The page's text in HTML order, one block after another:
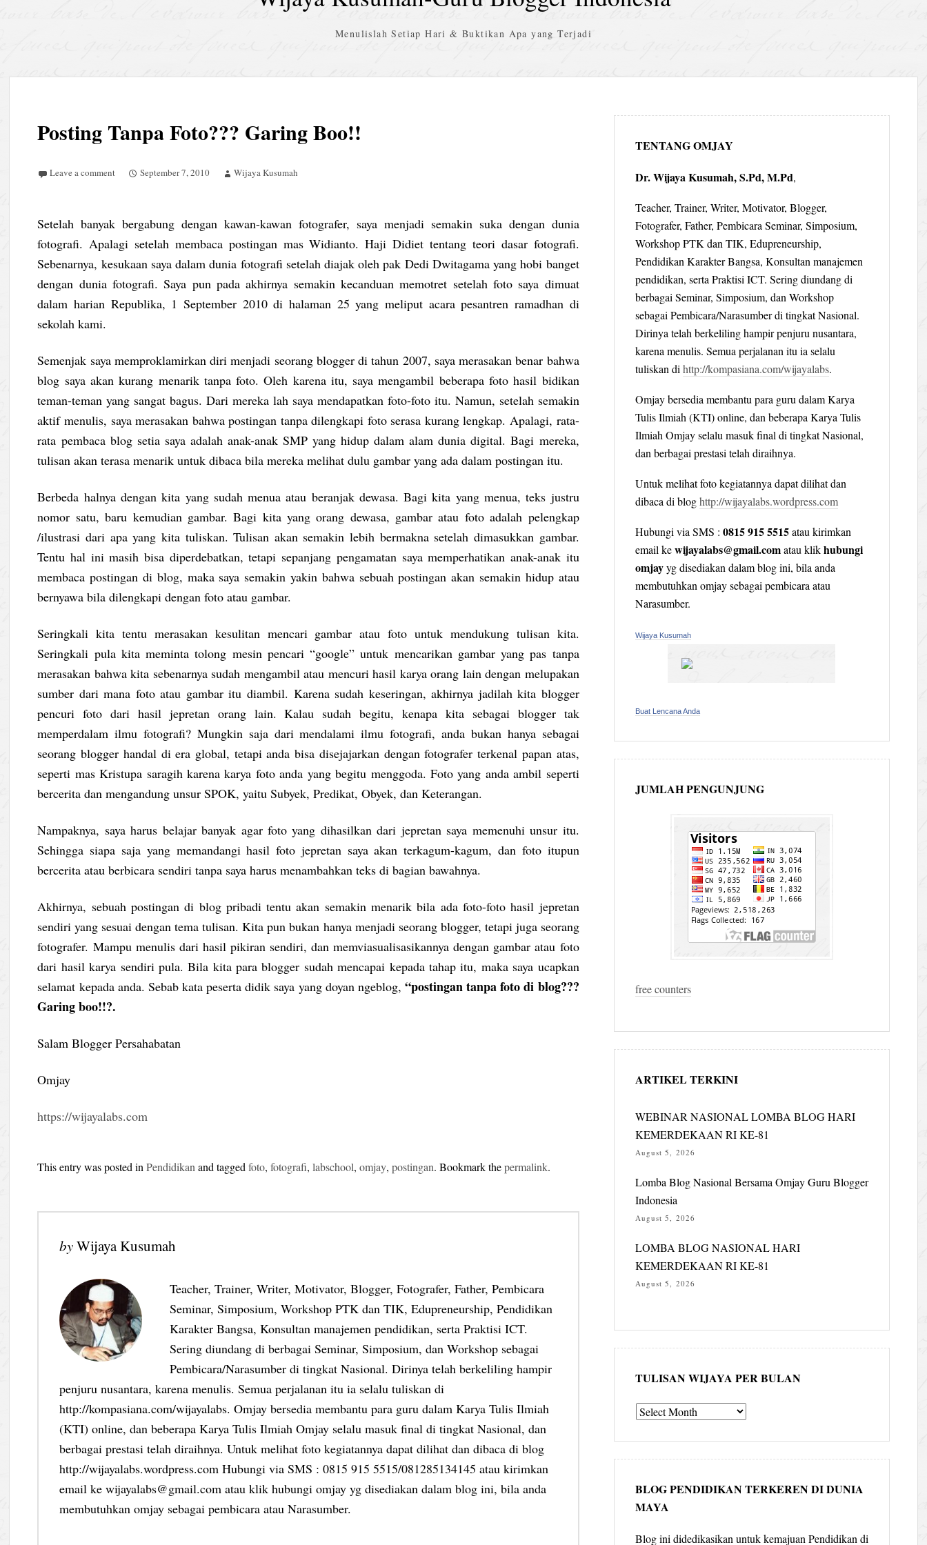
Menulislah Setiap Hari & Buktikan Apa yang Terjadi
Posting Tanpa Foto??? Garing Boo!!
Leave a comment September 7, 2010 Wijaya Kusumah
Setelah banyak bergabung dengan kawan-kawan fotografer, saya menjadi semakin suka dengan dunia
fotografi. Apalagi setelah membaca postingan mas Widianto. Haji Didiet tentang teori dasar fotografi.
Sebenarnya, kesukaan saya dalam dunia fotografi setelah diajak oleh pak Dedi Dwitagama yang hobi banget
dengan dunia fotografi. Saya pun pada akhirnya semakin kecanduan memotret setelah foto saya dimuat
dalam harian Republika, 1 September 2010 di halaman 25 yang meliput acara pesantren ramadhan di
sekolah kami.
Semenjak saya memproklamirkan diri menjadi seorang blogger di tahun 2007, saya merasakan benar bahwa
blog saya akan kurang menarik tanpa foto. Oleh karena itu, saya mengambil beberapa foto hasil bidikan
teman-teman yang sangat bagus. Dari mereka lah saya mendapatkan foto-foto itu. Namun, setelah semakin
aktif menulis, saya merasakan bahwa postingan tanpa dilengkapi foto serasa kurang lengkap. Apalagi, rata-
rata pembaca blog setia saya adalah anak-anak SMP yang hidup dalam alam dunia digital. Bagi mereka,
tulisan akan terasa menarik untuk dibaca bila mereka melihat dulu gambar yang ada dalam postingan itu.
Berbeda halnya dengan kita yang sudah menua atau beranjak dewasa. Bagi kita yang menua, teks justru
nomor satu, baru kemudian gambar. Bagi kita yang orang dewasa, gambar atau foto adalah pelengkap
/ilustrasi dari apa yang kita tuliskan. Tulisan akan semakin lebih bermakna setelah dimasukkan gambar.
Tentu hal ini masih bisa diperdebatkan, tetapi sepanjang pengamatan saya memperhatikan anak-anak itu
membaca postingan di blog, maka saya semakin yakin bahwa sebuah postingan akan semakin hidup atau
bernyawa bila dilengkapi dengan foto atau gambar.
Seringkali kita tentu merasakan kesulitan mencari gambar atau foto untuk mendukung tulisan kita.
Seringkali pula kita meminta tolong mesin pencari “google” untuk mencarikan gambar yang pas tanpa
merasakan bahwa kita sebenarnya sudah mengambil atau mencuri hasil karya orang lain dengan melupakan
sumber dari mana foto atau gambar itu diambil. Karena sudah keseringan, akhirnya jadilah kita blogger
pencuri foto dari hasil jepretan orang lain. Kalau sudah begitu, kenapa kita sebagai blogger tak
memperdalam ilmu fotografi? Mungkin saja dari mendalami ilmu fotografi, anda bukan hanya sebagai
seorang blogger handal di era global, tetapi anda bisa disejajarkan dengan fotografer terkenal papan atas,
seperti mas Kristupa saragih karena karya foto anda yang begitu menggoda. Foto yang anda ambil seperti
bercerita dan mengandung unsur SPOK, yaitu Subyek, Predikat, Obyek, dan Keterangan.
Nampaknya, saya harus belajar banyak agar foto yang dihasilkan dari jepretan saya memenuhi unsur itu.
Sehingga siapa saja yang memandangi hasil foto jepretan saya akan terkagum-kagum, dan foto itupun
bercerita atau berbicara sendiri tanpa saya harus menambahkan teks di bagian bawahnya.
Akhirnya, sebuah postingan di blog pribadi tentu akan semakin menarik bila ada foto-foto hasil jepretan
sendiri yang sesuai dengan tema tulisan. Kita pun bukan hanya menjadi seorang blogger, tetapi juga seorang
fotografer. Mampu menulis dari hasil pikiran sendiri, dan memviasualisasikannya dengan gambar atau foto
dari hasil karya sendiri pula. Bila kita para blogger sudah mencapai kepada tahap itu, maka saya ucapkan
selamat kepada anda. Sebab kata peserta didik saya yang doyan ngeblog, “postingan tanpa foto di blog???
Garing boo!!?.
Salam Blogger Persahabatan
Omjay
https://wijayalabs.com
This entry was posted inPendidikan and taggedfoto,fotografi,labschool,omjay,postingan. Bookmark thepermalink.
byWijaya Kusumah
Teacher, Trainer, Writer, Motivator, Blogger, Fotografer, Father, Pembicara
Seminar, Simposium, Workshop PTK dan TIK, Edupreneurship, Pendidikan
Karakter Bangsa, Konsultan manajemen pendidikan, serta Praktisi ICT.
Sering diundang di berbagai Seminar, Simposium, dan Workshop sebagai
Pembicara/Narasumber di tingkat Nasional. Dirinya telah berkeliling hampir
penjuru nusantara, karena menulis. Semua perjalanan itu ia selalu tuliskan di
http://kompasiana.com/wijayalabs. Omjay bersedia membantu para guru dalam Karya Tulis Ilmiah
(KTI) online, dan beberapa Karya Tulis Ilmiah Omjay selalu masuk final di tingkat Nasional, dan
berbagai prestasi telah diraihnya. Untuk melihat foto kegiatannya dapat dilihat dan dibaca di blog
http://wijayalabs.wordpress.com Hubungi via SMS : 0815 915 5515/081285134145 atau kirimkan
email ke wijayalabs@gmail.com atau klik hubungi omjay yg disediakan dalam blog ini, bila anda
membutuhkan omjay sebagai pembicara atau Narasumber.
TENTANG OMJAY
Dr. Wijaya Kusumah, S.Pd, M.Pd,
Teacher, Trainer, Writer, Motivator, Blogger,
Fotografer, Father, Pembicara Seminar, Simposium,
Workshop PTK dan TIK, Edupreneurship,
Pendidikan Karakter Bangsa, Konsultan manajemen
pendidikan, serta Praktisi ICT. Sering diundang di
berbagai Seminar, Simposium, dan Workshop
sebagai Pembicara/Narasumber di tingkat Nasional.
Dirinya telah berkeliling hampir penjuru nusantara,
karena menulis. Semua perjalanan itu ia selalu
tuliskan di http://kompasiana.com/wijayalabs.
Omjay bersedia membantu para guru dalam Karya
Tulis Ilmiah (KTI) online, dan beberapa Karya Tulis
Ilmiah Omjay selalu masuk final di tingkat Nasional,
dan berbagai prestasi telah diraihnya.
Untuk melihat foto kegiatannya dapat dilihat dan
dibaca di bloghttp://wijayalabs.wordpress.com
Hubungi via SMS : 0815 915 5515atau kirimkan
email kewijayalabs@gmail.comatau klikhubungi
omjayyg disediakan dalam blog ini, bila anda
membutuhkan omjay sebagai pembicara atau
Narasumber.
Wijaya Kusumah
Buat Lencana Anda
JUMLAH PENGUNJUNG
free counters
ARTIKEL TERKINI
WEBINAR NASIONAL LOMBA BLOG HARI
KEMERDEKAAN RI KE-81
August 5, 2026
Lomba Blog Nasional Bersama Omjay Guru Blogger
Indonesia
August 5, 2026
LOMBA BLOG NASIONAL HARI
KEMERDEKAAN RI KE-81
August 5, 2026
TULISAN WIJAYA PER BULAN
Tulisan
per
bulan
BLOG PENDIDIKAN TERKEREN DI DUNIA
MAYA
Blog ini didedikasikan untuk kemajuan Pendidikan di